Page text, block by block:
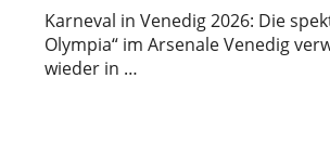
Karneval in Venedig 2026: Die
Olympia“ im Arsenale Venedig
wieder in …